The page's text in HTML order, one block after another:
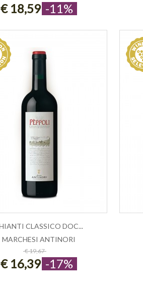
€ 18,59 -11%
ESAURITO
CLASSICO DOC...
MARCHESI ANTINORI
€ 19,67
€ 16,39 -17%